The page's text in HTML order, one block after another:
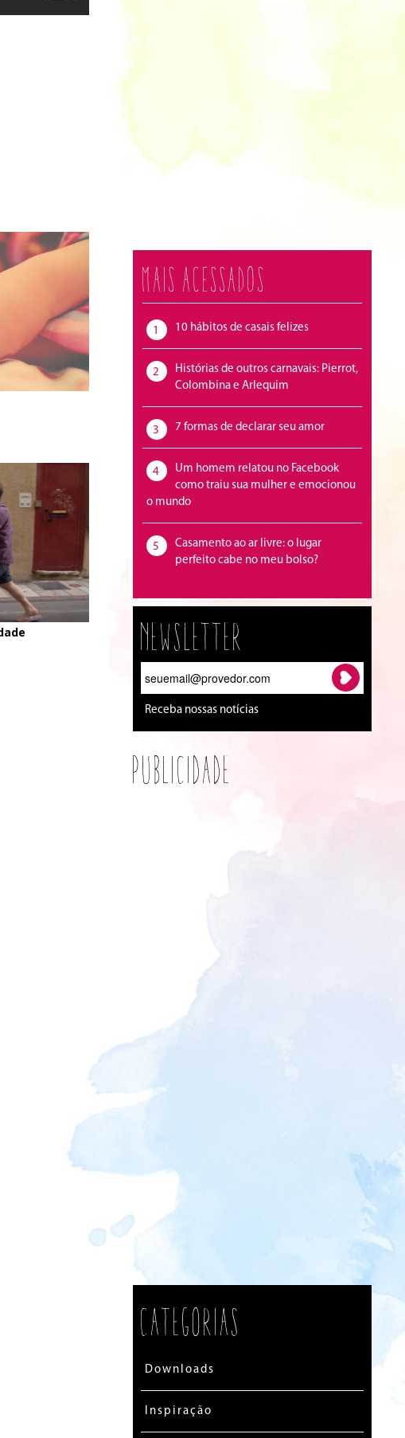
Mais acessados
1 10 hábitos de casais felizes
2
Histórias de outros carnavais: Pierrot,
Colombina e Arlequim
3 7 formas de declarar seu amor
4
Um homem relatou no Facebook
como traiu sua mulher e emocionou
o mundo
5
Casamento ao ar livre: o lugar
perfeito cabe no meu bolso?
Newsletter
Receba nossas notícias
Publicidade
Categorias
Downloads
Inspiração